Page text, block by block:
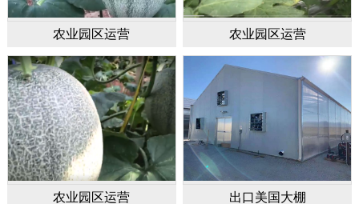
农业园区运营 农业园区运营
农业园区运营 出口美国大棚